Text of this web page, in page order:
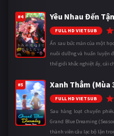
#4 Yêu Nhau Đến
FULL HD VIETSUB
Ẩn sau bức màn của một
nuôi dưỡng và huấn luyện
thế giới khắc nghiệt ấy, cái
#5 Xanh Thẳm (Mùa
FULL HD VIETSUB
Sau hàng loạt chuyến
Grand Blue Dreaming
thành viên câu lạc bộ lặn